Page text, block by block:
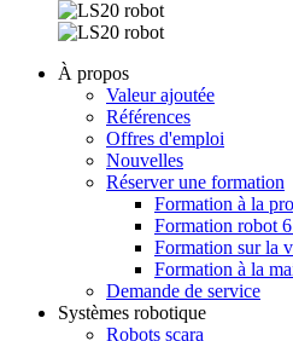
À propos
Valeur ajoutée
Références
Offres d'emploi
Nouvelles
Réserver une formation
Formation à la
Formation robot
Formation sur la
Formation à la
Demande de service
Systèmes robotique
Robots scara